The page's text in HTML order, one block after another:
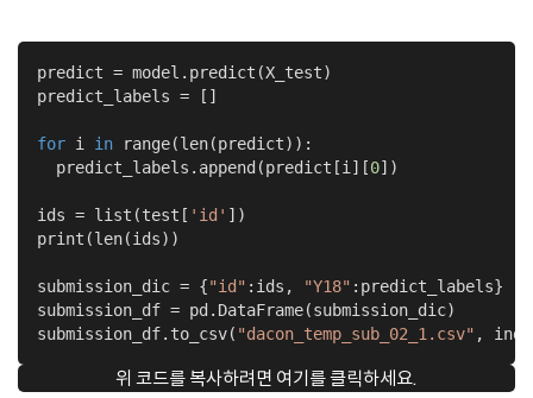
predict = model.predict(X_test)
predict_labels = []
for i in range(len(predict)):
  predict_labels.append(predict[i][
0])
ids = list(test[ 'id' ])
print(len(ids))
submission_dic = {"id" :ids, "Y18" :predict_labels}
submission_df = pd.DataFrame(submission_dic)
submission_df.to_csv( "dacon_temp_sub_02_1.csv" ,
위 코드를 복사하려면 여기를 클릭하세요.